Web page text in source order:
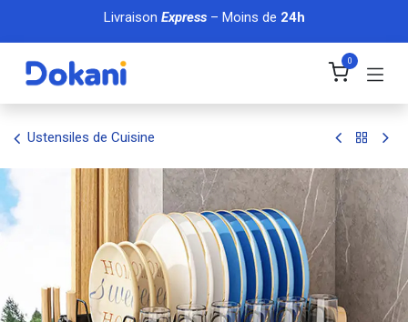
Se rendre au contenu
Livraison Express– Moins de 24h
0
Ustensiles de Cuisine